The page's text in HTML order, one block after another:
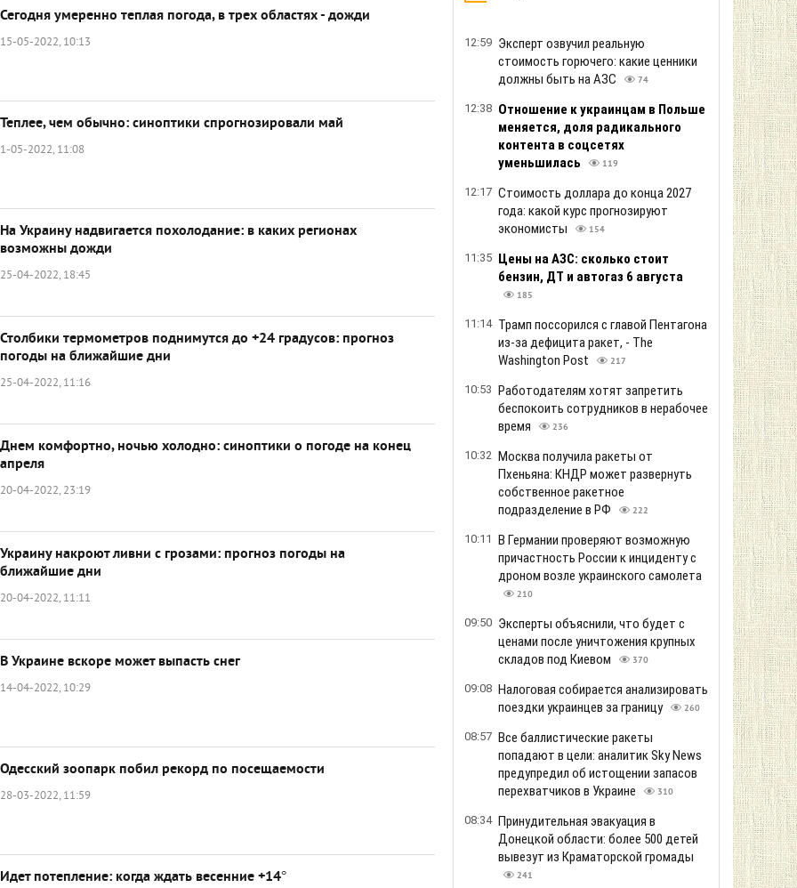
Сегодня умеренно теплая погода, в трех областях - дожди
15-05-2022, 10:13
Теплее, чем обычно: синоптики спрогнозировали май
1-05-2022, 11:08
На Украину надвигается похолодание: в каких регионах
возможны дожди
25-04-2022, 18:45
Столбики термометров поднимутся до +24 градусов: прогноз
погоды на ближайшие дни
25-04-2022, 11:16
Днем комфортно, ночью холодно: синоптики о погоде на конец
апреля
20-04-2022, 23:19
Украину накроют ливни с грозами: прогноз погоды на
ближайшие дни
20-04-2022, 11:11
В Украине вскоре может выпасть снег
14-04-2022, 10:29
Одесский зоопарк побил рекорд по посещаемости
28-03-2022, 11:59
Идет потепление: когда ждать весенние +14°
12:59 Эксперт озвучил реальную
стоимость горючего: какие ценники
должны быть на АЗС
74
12:38 Отношение к украинцам в Польше
меняется, доля радикального
контента в соцсетях
уменьшилась
119
12:17 Стоимость доллара до конца 2027
года: какой курс прогнозируют
экономисты
154
11:35 Цены на АЗС: сколько стоит
бензин, ДТ и автогаз 6 августа
185
11:14 Трамп поссорился с главой Пентагона
из-за дефицита ракет, - The
Washington Post
217
10:53 Работодателям хотят запретить
беспокоить сотрудников в нерабочее
время
236
10:32 Москва получила ракеты от
Пхеньяна: КНДР может развернуть
собственное ракетное
подразделение в РФ
222
10:11 В Германии проверяют возможную
причастность России к инциденту с
дроном возле украинского самолета
210
09:50 Эксперты объяснили, что будет с
ценами после уничтожения крупных
складов под Киевом
370
09:08 Налоговая собирается анализировать
поездки украинцев за границу
260
08:57 Все баллистические ракеты
попадают в цели: аналитик Sky News
предупредил об истощении запасов
перехватчиков в Украине
310
08:34 Принудительная эвакуация в
Донецкой области: более 500 детей
вывезут из Краматорской громады
241